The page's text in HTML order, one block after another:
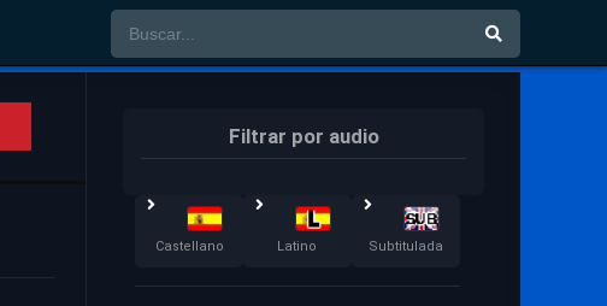
Filtrar por audio
Castellano Latino Subtitulada